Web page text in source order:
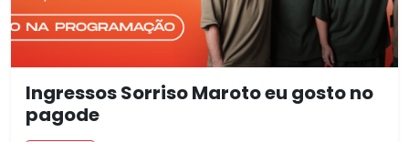
Ingressos Sorriso Maroto eu gosto no
pagode